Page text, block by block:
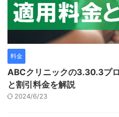
料金
ABCクリニックの3.30.3プ
と割引料金を解説
2024/6/23